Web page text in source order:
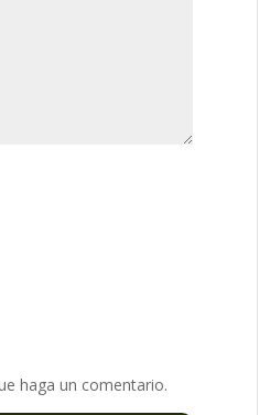
haga un comentario.